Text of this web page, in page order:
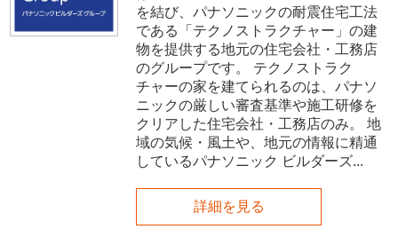
を結び、パナソニックの耐震住宅工法
である「テクノストラクチャー」の建
物を提供する地元の住宅会社・工務店
のグループです。 テクノストラク
チャーの家を建てられるのは、パナソ
ニックの厳しい審査基準や施工研修を
クリアした住宅会社・工務店のみ。 地
域の気候・風土や、地元の情報に精通
しているパナソニック ビルダーズ...
詳細を見る